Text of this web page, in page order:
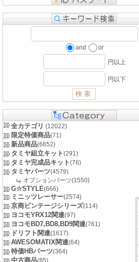
and or
円以上
円以下
全カテゴリ (12022)
限定特価商品(71)
新品商品(6652)
タミヤ組立キット(291)
タミヤ完成品キット(76)
タミヤパーツ(4579)
オプションパーツ(1550)
G☆STYLE(666)
ミニッツレーサー(2574)
京商ビンテージシリーズ(114)
ヨコモYRX12関連(97)
ヨコモBD7,BD8,BD9関連(761)
ドリフト関連(1617)
AWESOMATIX関連(64)
特価HBパーツ(364)
中古商品(85)